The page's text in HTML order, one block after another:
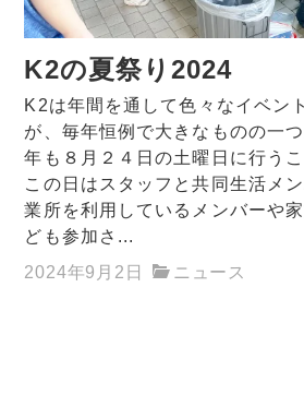
K2の夏祭り2024
K2は年間を通して色々なイベン
が、毎年恒例で大きなものの一
年も８月２４日の土曜日に行う
この日はスタッフと共同生活メ
業所を利用しているメンバーや
ども参加さ...
2024年9月2日
ニュース